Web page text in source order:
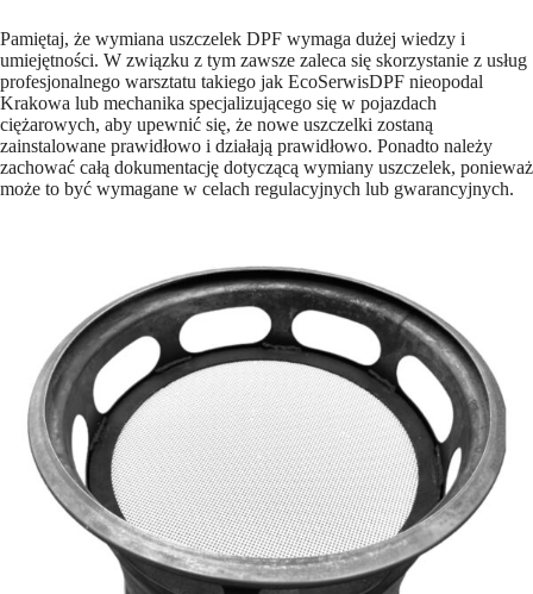
Pamiętaj, że wymiana uszczelek DPF wymaga dużej wiedzy i
umiejętności. W związku z tym zawsze zaleca się skorzystanie z usług
profesjonalnego warsztatu takiego jak EcoSerwisDPF nieopodal
Krakowa lub mechanika specjalizującego się w pojazdach
ciężarowych, aby upewnić się, że nowe uszczelki zostaną
zainstalowane prawidłowo i działają prawidłowo. Ponadto należy
zachować całą dokumentację dotyczącą wymiany uszczelek, ponieważ
może to być wymagane w celach regulacyjnych lub gwarancyjnych.